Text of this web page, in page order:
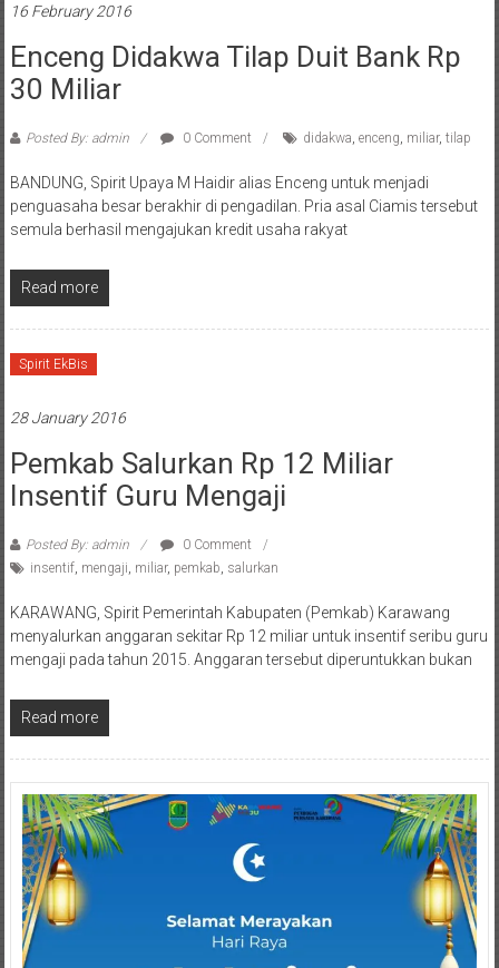
16 February 2016
Enceng Didakwa Tilap Duit Bank Rp
30 Miliar
Posted By: admin 0 Comment didakwa enceng miliar, tilap
BANDUNG, Spirit Upaya M Haidir alias Enceng untuk menjadi
penguasaha besar berakhir di pengadilan. Pria asal Ciamis tersebut
semula berhasil mengajukan kredit usaha rakyat
Read more
Spirit EkBis
28 January 2016
Pemkab Salurkan Rp 12 Miliar
Insentif Guru Mengaji
Posted By: admin
0 Comment
insentif, mengaji miliar, pemkab salurkan
KARAWANG, Spirit Pemerintah Kabupaten (Pemkab) Karawang
menyalurkan anggaran sekitar Rp 12 miliar untuk insentif seribu guru
mengaji pada tahun 2015. Anggaran tersebut diperuntukkan bukan
Read more